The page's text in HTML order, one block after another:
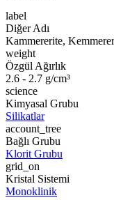
label
Diğer Adı
Kammererite,
weight
Özgül Ağırlık
2.6 - 2.7 g/cm³
science
Kimyasal Grubu
Silikatlar
account_tree
Bağlı Grubu
Klorit Grubu
grid_on
Kristal Sistemi
Monoklinik